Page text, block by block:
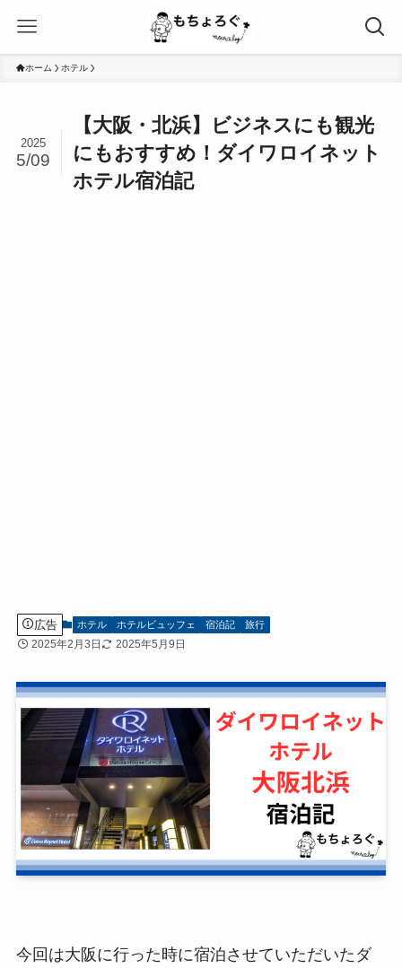
ホーム ホテル
【大阪・北浜】ビジネスにも観光
にもおすすめ！ダイワロイネット
ホテル宿泊記
2025
5/09
広告 ホテル ホテルビュッフェ 宿泊記 旅行
2025年2月3日 2025年5月9日
今回は大阪に行った時に宿泊させていただいたダ